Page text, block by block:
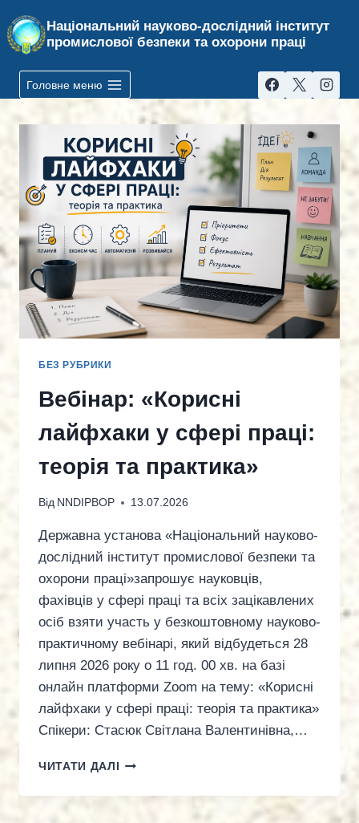
до
вмісту
Національний науково-дослідний інститут
промислової безпеки та охорони праці
Головне меню
БЕЗ РУБРИКИ
Вебінар: «Корисні
лайфхаки у сфері праці:
теорія та практика»
Від NNDIPBOP 13.07.2026
Державна установа «Національний науково-
дослідний інститут промислової безпеки та
охорони праці»запрошує науковців,
фахівців у сфері праці та всіх зацікавлених
осіб взяти участь у безкоштовному науково-
практичному вебінарі, який відбудеться 28
липня 2026 року о 11 год. 00 хв. на базі
онлайн платформи Zoom на тему: «Корисні
лайфхаки у сфері праці: теорія та практика»
Спікери: Стасюк Світлана Валентинівна,…
ЧИТАТИ ДАЛІ
ВЕБІНАР:
ЛАЙФХАКИ